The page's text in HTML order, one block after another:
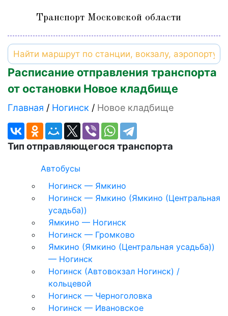
Транспорт Московской области
Расписание отправления транспорта
от остановки Новое кладбище
Главная Ногинск Новое кладбище
Тип отправляющегося транспорта
Автобусы
Ногинск — Ямкино
Ногинск — Ямкино (Ямкино (Центральная
усадьба))
Ямкино — Ногинск
Ногинск — Громково
Ямкино (Ямкино (Центральная усадьба))
— Ногинск
Ногинск (Автовокзал Ногинск) /
кольцевой
Ногинск — Черноголовка
Ногинск — Ивановское